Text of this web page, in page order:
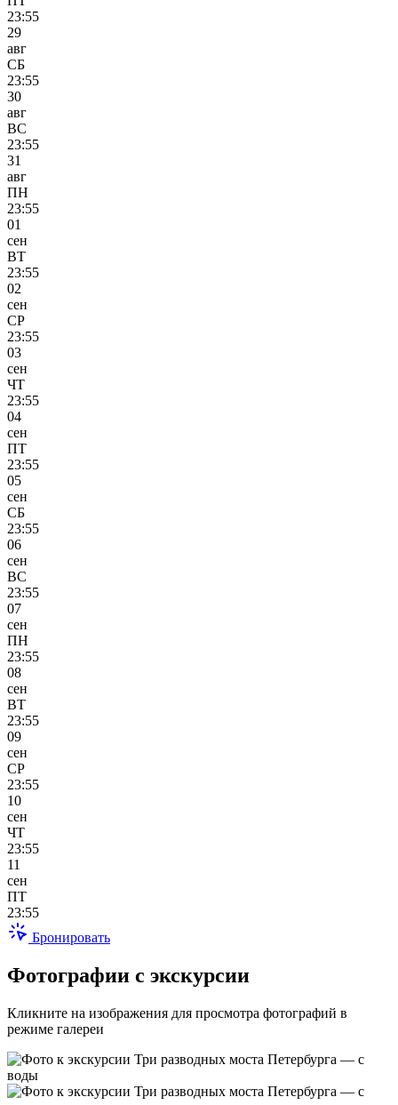
23:55
29
авг
СБ
23:55
30
авг
ВС
23:55
31
авг
ПН
23:55
01
сен
ВТ
23:55
02
сен
СР
23:55
03
сен
ЧТ
23:55
04
сен
ПТ
23:55
05
сен
СБ
23:55
06
сен
ВС
23:55
07
сен
ПН
23:55
08
сен
ВТ
23:55
09
сен
СР
23:55
10
сен
ЧТ
23:55
11
сен
ПТ
23:55
Бронировать
Фотографии с экскурсии
Кликните на изображения для просмотра фотографий в
режиме галереи